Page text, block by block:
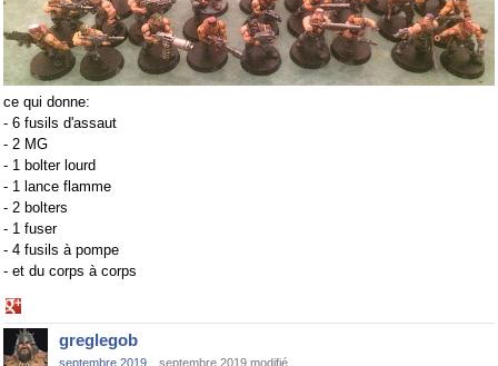
ce qui donne:
- 6 fusils d'assaut
- 2 MG
- 1 bolter lourd
- 1 lance flamme
- 2 bolters
- 1 fuser
- 4 fusils à pompe
- et du corps à corps
on
Google+greglegob
septembre 2019 septembre 2019 modifié